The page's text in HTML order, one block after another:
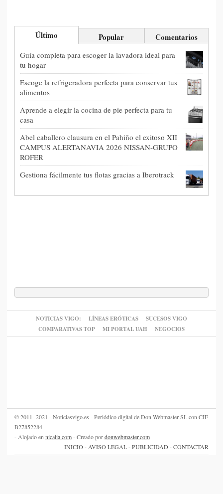
Último Popular Comentarios
Guía completa para escoger la lavadora ideal para
tu hogar
Escoge la refrigeradora perfecta para conservar tus
alimentos
Aprende a elegir la cocina de pie perfecta para tu
casa
Abel caballero clausura en el Pahiño el exitoso XII
CAMPUS ALERTANAVIA 2026 NISSAN-GRUPO
ROFER
Gestiona fácilmente tus flotas gracias a Iberotrack
NOTICIAS VIGO: LÍNEAS ERÓTICAS
SUCESOS VIGO
COMPARATIVAS TOP
MI PORTAL UAH NEGOCIOS
© 2011- 2021 - Noticiasvigo.es - Periódico digital de Don Webmaster SL con CIF
B27852284
- Alojado en nicalia.com- Creado pordonwebmaster.com
INICIO- AVISO LEGAL-PUBLICIDAD -CONTACTAR